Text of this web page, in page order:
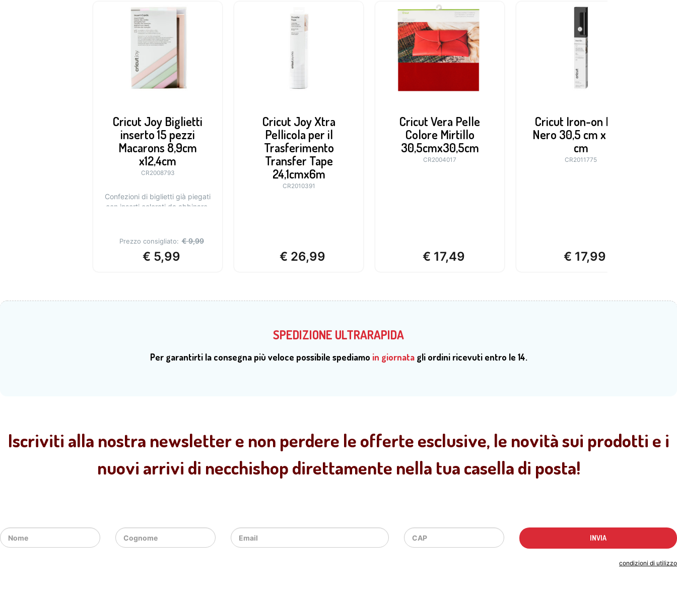
Cricut Joy Biglietti
inserto 15 pezzi
Macarons 8,9cm
x12,4cm
CR2008793
Confezioni di biglietti già piegati
con inserti colorati da abbinare.
Prezzo consigliato: €9,99
€ 5,99
Cricut Joy Xtra
Pellicola per il
Trasferimento
Transfer Tape
24,1cmx6m
CR2010391
€ 26,99
Cricut Vera Pelle
Colore Mirtillo
30,5cmx30,5cm
CR2004017
€ 17,49
Cricut Iron-on Puff
Nero 30,5 cm x 48,3
cm
CR2011775
€ 17,99
SPEDIZIONE ULTRARAPIDA
Per garantirti la consegna più veloce possibile spediamo in giornatagli ordini ricevuti entro le 14.
Iscriviti alla nostra newsletter e non perdere le offerte esclusive, le novità sui prodotti e i
nuovi arrivi di necchishop direttamente nella tua casella di posta!
condizioni di utilizzo